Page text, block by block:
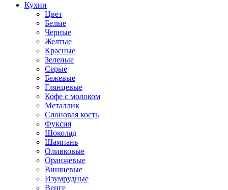
Кухни
Цвет
Белые
Черные
Желтые
Красные
Зеленые
Серые
Бежевые
Глянцевые
Кофе с молоком
Металлик
Слоновая кость
Фуксия
Шоколад
Шампань
Оливковые
Оранжевые
Вишневые
Изумрудные
Венге